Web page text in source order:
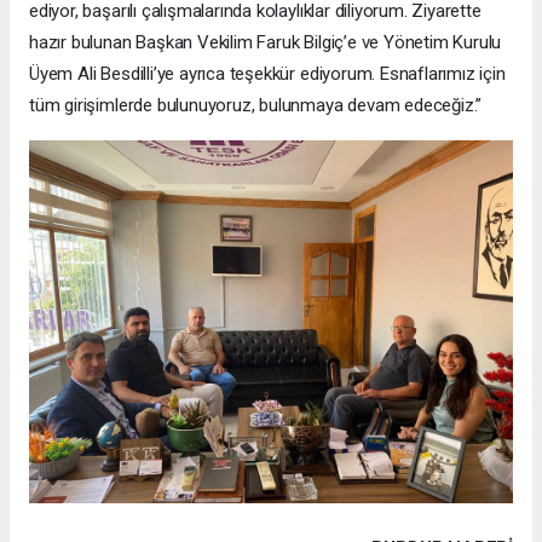
ediyor, başarılı çalışmalarında kolaylıklar diliyorum. Ziyarette
hazır bulunan Başkan Vekilim Faruk Bilgiç’e ve Yönetim Kurulu
Üyem Ali Besdilli’ye ayrıca teşekkür ediyorum. Esnaflarımız için
tüm girişimlerde bulunuyoruz, bulunmaya devam edeceğiz.”